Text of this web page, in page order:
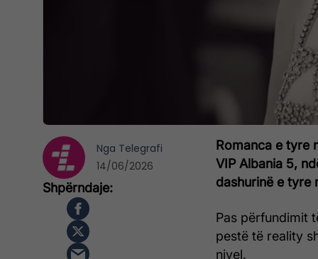
Romanca e tyre
VIP Albania 5,
dashurinë e tyre
Pas përfundimit
pestë të reality
nivel.
Nga Telegrafi
14/06/2026